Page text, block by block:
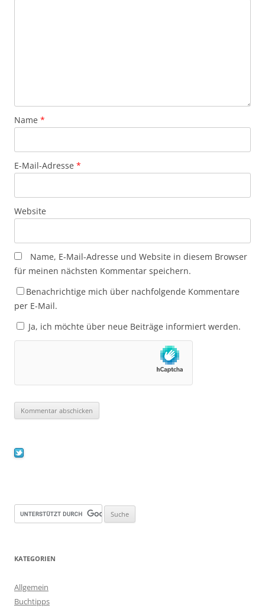
Name *
E-Mail-Adresse *
Website
Name, E-Mail-Adresse und Website in diesem Browser
für meinen nächsten Kommentar speichern.
Benachrichtige mich über nachfolgende Kommentare
per E-Mail.
Ja, ich möchte über neue Beiträge informiert werden.
KATEGORIEN
Allgemein
Buchtipps